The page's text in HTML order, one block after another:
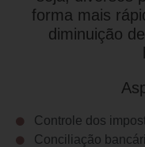
forma mais
diminuição
Controle dos
Conciliação